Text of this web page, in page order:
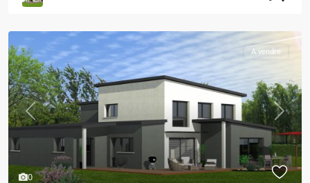
0
Previous Next
A vendre